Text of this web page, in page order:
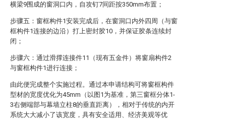
横梁9围成的窗洞口内，自攻钉7间距按350mm布置；
步骤五：窗框构件1安装完成后，在窗洞口内外四周（与窗
框构件1连接的边沿）打上密封胶10，并保证胶条连续封
闭；
步骤六：通过滑撑连接件11（现有五金件）将窗扇构件2
与窗框构件1进行连接；
由此便完成整个实施过程。通过本申请结构可将窗框构件
型材的宽度优化为45mm（以图1为基准，第三窗框分体1-
3右侧端部与幕墙立柱8的垂直距离），相对于传统的内开
系统大大减小了该宽度，具有安全适用、经济美观等优